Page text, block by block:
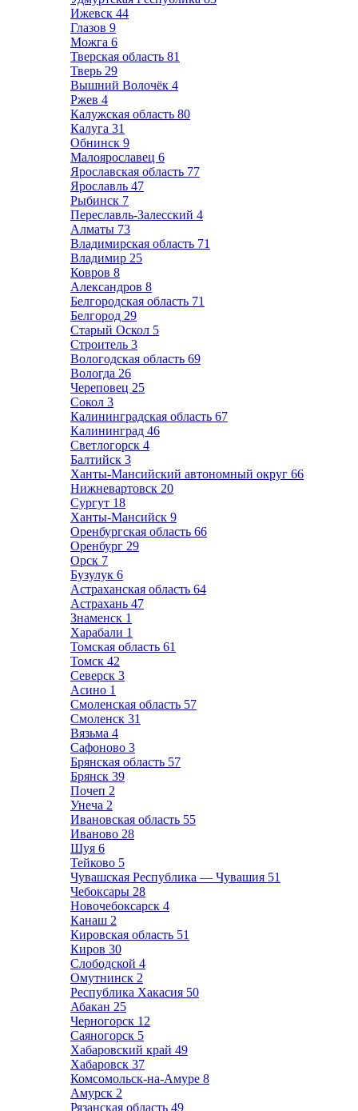
Ижевск 44
Глазов 9
Можга 6
Тверская область 81
Тверь 29
Вышний Волочёк 4
Ржев 4
Калужская область 80
Калуга 31
Обнинск 9
Малоярославец 6
Ярославская область 77
Ярославль 47
Рыбинск 7
Переславль-Залесский 4
Алматы 73
Владимирская область 71
Владимир 25
Ковров 8
Александров 8
Белгородская область 71
Белгород 29
Старый Оскол 5
Строитель 3
Вологодская область 69
Вологда 26
Череповец 25
Сокол 3
Калининградская область 67
Калининград 46
Светлогорск 4
Балтийск 3
Ханты-Мансийский автономный округ 66
Нижневартовск 20
Сургут 18
Ханты-Мансийск 9
Оренбургская область 66
Оренбург 29
Орск 7
Бузулук 6
Астраханская область 64
Астрахань 47
Знаменск 1
Харабали 1
Томская область 61
Томск 42
Северск 3
Асино 1
Смоленская область 57
Смоленск 31
Вязьма 4
Сафоново 3
Брянская область 57
Брянск 39
Почеп 2
Унеча 2
Ивановская область 55
Иваново 28
Шуя 6
Тейково 5
Чувашская Республика — Чувашия 51
Чебоксары 28
Новочебоксарск 4
Канаш 2
Кировская область 51
Киров 30
Слободской 4
Омутнинск 2
Республика Хакасия 50
Абакан 25
Черногорск 12
Саяногорск 5
Хабаровский край 49
Хабаровск 37
Комсомольск-на-Амуре 8
Амурск 2
Рязанская область 49